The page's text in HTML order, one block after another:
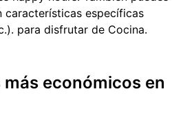
características específicas
para disfrutar de Cocina.
más económicos en